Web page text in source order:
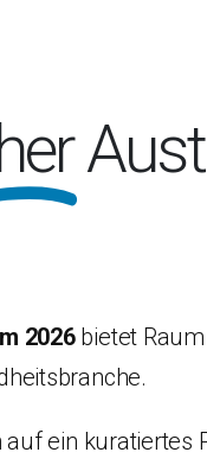
2026bietet
auf ein